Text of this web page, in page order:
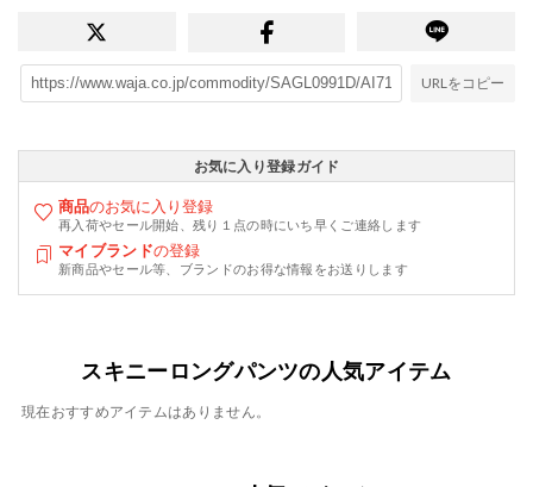
URLをコピー
お気に入り登録ガイド
商品のお気に入り登録
再入荷やセール開始、残り１点の時にいち早くご連絡します
マイブランドの登録
新商品やセール等、ブランドのお得な情報をお送りします
スキニーロングパンツの人気アイテム
現在おすすめアイテムはありません。